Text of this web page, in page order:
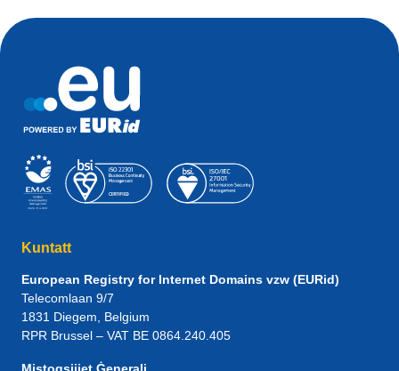
Kuntatt
European Registry for Internet Domains vzw (EURid)
Telecomlaan 9/7
1831 Diegem , Belgium
RPR Brussel – VAT BE 0864.240.405